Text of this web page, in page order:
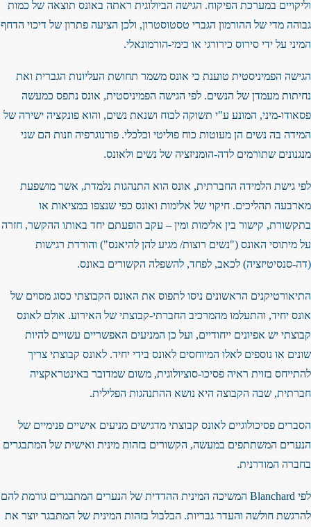
וליקויים במערכת הפיקוח. הגישה הביולוגית ראתה באונס תוצאה של כמות
גבוהה מדי של ההורמון הגברי טסטוסטרון, ולכן הציעה פתרון של דיכוי הדחף
המיני על ידי סירוס כירורגי או כימי-הורמונאלי.
הגישה הפמיניסטית טוענת כי אונס משמר תחושת העליונות הגברית ואת
נחיתות מעמדן של הנשים. לפי הגישה הפמיניסטית, אונס נתפס כמעשה
פסאודו-מיני, המונע ע"י תשוקה לכוח ושנאת נשים, והוא פונקציה ישירה של
המידה בה נשים הן מעוטות כוח פוליטי וכלכלי. פורנוגרפיה וזנות הם שני
מנגנונים שתורמים לדה-הומניזציה של נשים ולאונס.
לפי גישת הלמידה החברתית, אונס הוא התנהגות נלמדת, אשר מושפעת
מארבעה תהליכים. חיקוי של אלימות ואונס כפי שנצפו במציאות או
בתקשורת, קישור בין אלימות ומין – עקב הופעתם יחד באותו ההקשר, חזרה
על מיתוסי האונס ("נשים רוצות/ מגיע להן להיאנס") והורדת רגישות
(דה-סנסיטיזציה) לכאב, לפחד, להשפלה הקשורים באונס.
התיאורטיקנים הראשונים ניסו לתפוס את האונס הקבוצתי כסוג מסוים של
אונס יחיד, והתעלמו מהמרכיב החברתי-קבוצתי של האירוע. אולם לאונס
קבוצתי יש אפיונים ייחודיים, ועל כן המניעים האפשריים עשויים להיות
שונים או נוספים לאלו המיוחסים לאונס בידי יחיד. לאונס קבוצתי צריך
להתייחס בזוית ראיה פסיכו-סוציולוגית, משום שמדובר באינטראקציה
חברתית, שבה הקבוצה היא נושא ההתנהגות הפלילית.
הסברים פסיכולוגיים לאונס קבוצתי מדגישים מניעים אישיים פנימיים של
הנערים המשתתפים במעשה, הקשורים בזהות מינית ואישית של המתבגרים
בחברה המודרנית.
לפי Blanchard המשיכה המינית ההדדית של הנערים המתבגרים גורמת להם
להרגשת חולשה והעדר גבריות. הבלבול בזהות המינית של המתבגר יוצר את